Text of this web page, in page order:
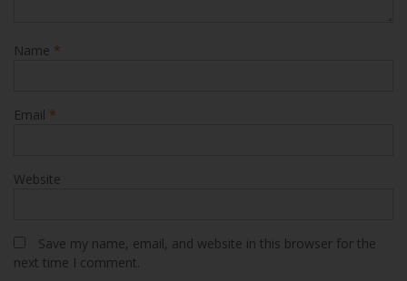
Name *
Email *
Website
Save my name, email, and website in this browser for the
next time I comment.